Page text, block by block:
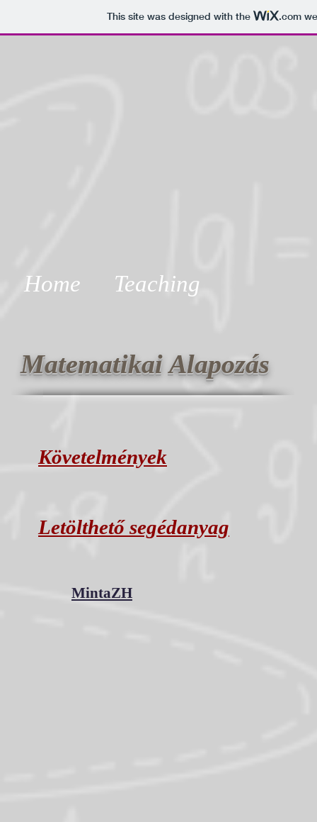
This site was designed with the .com
Home Teaching
Matematikai Alapozás
Letölthető segédanyag
Követelmények
MintaZH